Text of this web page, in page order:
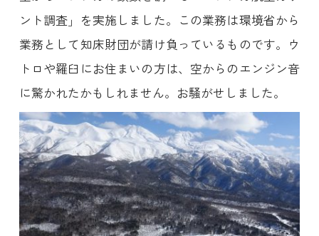
ント調査」を実施しました。この業務は環境省から
業務として知床財団が請け負っているものです。ウ
トロや羅臼にお住まいの方は、空からのエンジン音
に驚かれたかもしれません。お騒がせしました。